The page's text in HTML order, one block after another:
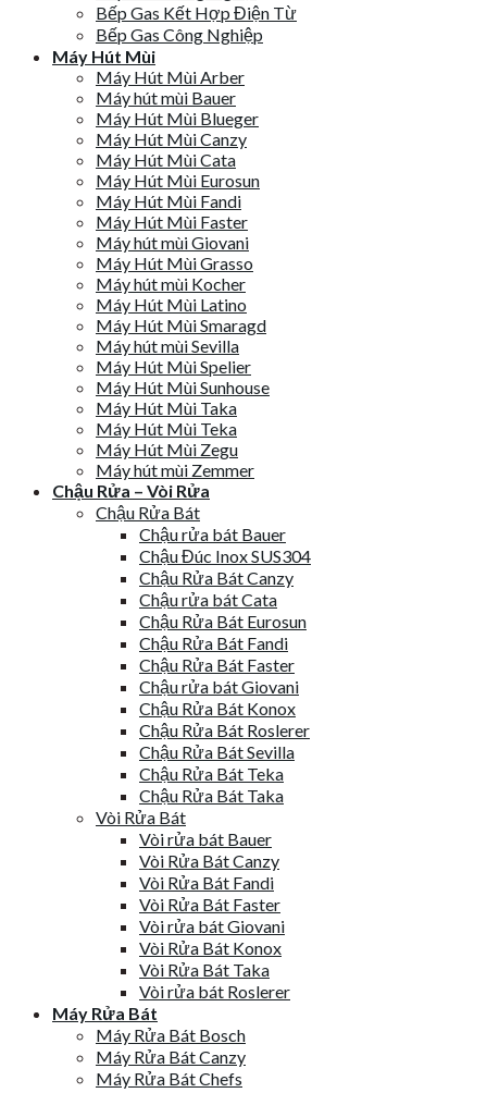
Bếp Gas Kết Hợp Điện Từ
Bếp Gas Công Nghiệp
Máy Hút Mùi
Máy Hút Mùi Arber
Máy hút mùi Bauer
Máy Hút Mùi Blueger
Máy Hút Mùi Canzy
Máy Hút Mùi Cata
Máy Hút Mùi Eurosun
Máy Hút Mùi Fandi
Máy Hút Mùi Faster
Máy hút mùi Giovani
Máy Hút Mùi Grasso
Máy hút mùi Kocher
Máy Hút Mùi Latino
Máy Hút Mùi Smaragd
Máy hút mùi Sevilla
Máy Hút Mùi Spelier
Máy Hút Mùi Sunhouse
Máy Hút Mùi Taka
Máy Hút Mùi Teka
Máy Hút Mùi Zegu
Máy hút mùi Zemmer
Chậu Rửa – Vòi Rửa
Chậu Rửa Bát
Chậu rửa bát Bauer
Chậu Đúc Inox SUS304
Chậu Rửa Bát Canzy
Chậu rửa bát Cata
Chậu Rửa Bát Eurosun
Chậu Rửa Bát Fandi
Chậu Rửa Bát Faster
Chậu rửa bát Giovani
Chậu Rửa Bát Konox
Chậu Rửa Bát Roslerer
Chậu Rửa Bát Sevilla
Chậu Rửa Bát Teka
Chậu Rửa Bát Taka
Vòi Rửa Bát
Vòi rửa bát Bauer
Vòi Rửa Bát Canzy
Vòi Rửa Bát Fandi
Vòi Rửa Bát Faster
Vòi rửa bát Giovani
Vòi Rửa Bát Konox
Vòi Rửa Bát Taka
Vòi rửa bát Roslerer
Máy Rửa Bát
Máy Rửa Bát Bosch
Máy Rửa Bát Canzy
Máy Rửa Bát Chefs